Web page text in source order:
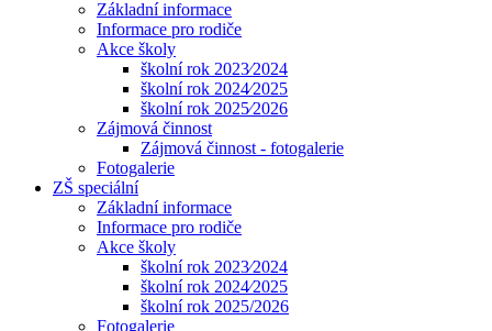
Základní informace
Informace pro rodiče
Akce školy
školní rok 2023⁄2024
školní rok 2024⁄2025
školní rok 2025⁄2026
Zájmová činnost
Zájmová činnost - fotogalerie
Fotogalerie
ZŠ speciální
Základní informace
Informace pro rodiče
Akce školy
školní rok 2023⁄2024
školní rok 2024⁄2025
školní rok 2025/2026
Fotogalerie